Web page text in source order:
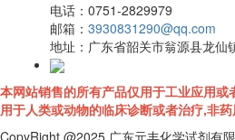
电话： 0751-2829979
邮箱： 3930831290@qq.com
地址： 广东省韶关市翁源县龙仙
本网站销售的所有产品仅用于工业应用
用于人类或动物的临床诊断或者治疗,非药